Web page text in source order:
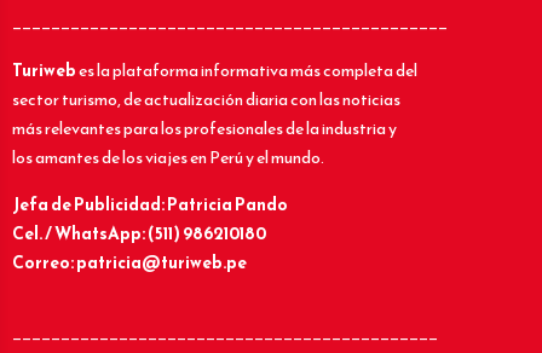
_____________________________________________
Turiwebes la plataforma informativa más completa del
sector turismo, de actualización diaria con las noticias
más relevantes para los profesionales de la industria y
los amantes de los viajes en Perú y el mundo.
Jefa de Publicidad: Patricia Pando
Cel. / WhatsApp: (511) 986210180
Correo: patricia@turiweb.pe
____________________________________________